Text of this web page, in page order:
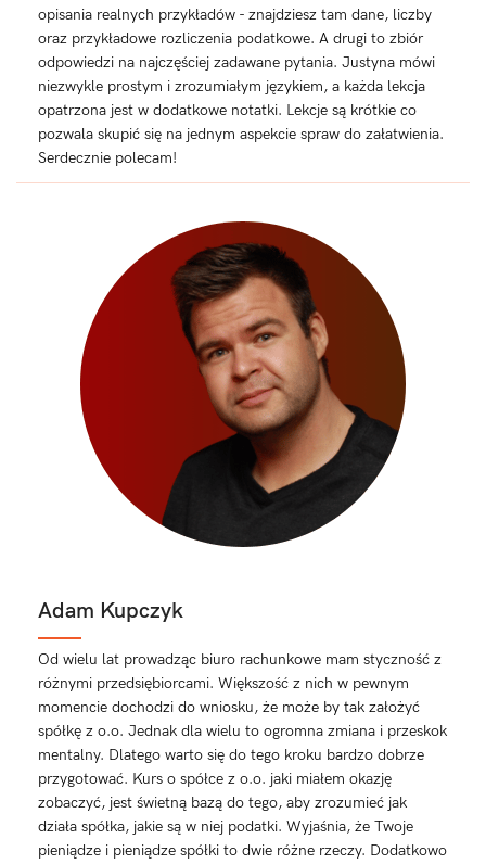
opisania realnych przykładów - znajdziesz tam dane, liczby
oraz przykładowe rozliczenia podatkowe. A drugi to zbiór
odpowiedzi na najczęściej zadawane pytania. Justyna mówi
niezwykle prostym i zrozumiałym językiem, a każda lekcja
opatrzona jest w dodatkowe notatki. Lekcje są krótkie co
pozwala skupić się na jednym aspekcie spraw do załatwienia.
Serdecznie polecam!
Adam Kupczyk
Od wielu lat prowadząc biuro rachunkowe mam styczność z
różnymi przedsiębiorcami. Większość z nich w pewnym
momencie dochodzi do wniosku, że może by tak założyć
spółkę z o.o. Jednak dla wielu to ogromna zmiana i przeskok
mentalny. Dlatego warto się do tego kroku bardzo dobrze
przygotować. Kurs o spółce z o.o. jaki miałem okazję
zobaczyć, jest świetną bazą do tego, aby zrozumieć jak
działa spółka, jakie są w niej podatki. Wyjaśnia, że Twoje
pieniądze i pieniądze spółki to dwie różne rzeczy. Dodatkowo